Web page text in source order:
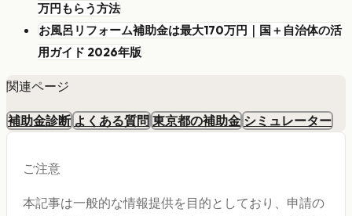
万円もらう方法
お風呂リフォーム補助金は最大170万円｜国＋自治体の活
用ガイド 2026年版
関連ページ
補助金診断 よくある質問 東京都の補助金 シミュレーター
ご注意
本記事は一般的な情報提供を目的としており、申請の